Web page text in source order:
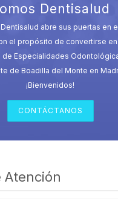
Dentisalud
abre sus puertas en
el propósito de convertirse
de Especialidades
de Boadilla del Monte en
¡Bienvenidos!
CONTÁCTANOS
Atención